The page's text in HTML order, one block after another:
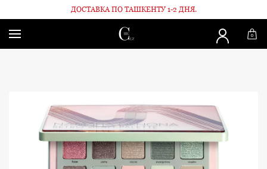
ДОСТАВКА ПО ТАШКЕНТУ 1-2 ДНЯ.
0
Макияж Палетка теней Retro Glam